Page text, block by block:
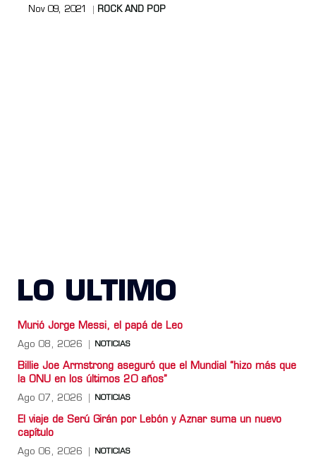
Nov 09, 2021 ROCK AND POP
LO ULTIMO
Murió Jorge Messi, el papá de Leo
Ago 08, 2026 NOTICIAS
Billie Joe Armstrong aseguró que el Mundial “hizo más que
la ONU en los últimos 20 años”
Ago 07, 2026 NOTICIAS
El viaje de Serú Girán por Lebón y Aznar suma un nuevo
capítulo
Ago 06, 2026 NOTICIAS